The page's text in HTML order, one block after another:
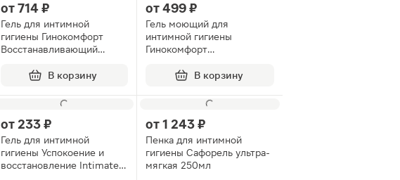
от714 ₽
Гель для интимной
гигиены Гинокомфорт
Восстанавливающий
аппликатором 50г
В корзину
от499 ₽
Гель моющий для
интимной гигиены
Гинокомфорт
В корзину
от 233 ₽
Гель для интимной
гигиены Успокоение и
восстановление Intimate
от1 243 ₽
Пенка для интимной
гигиены Сафорель ультра-
мягкая 250мл